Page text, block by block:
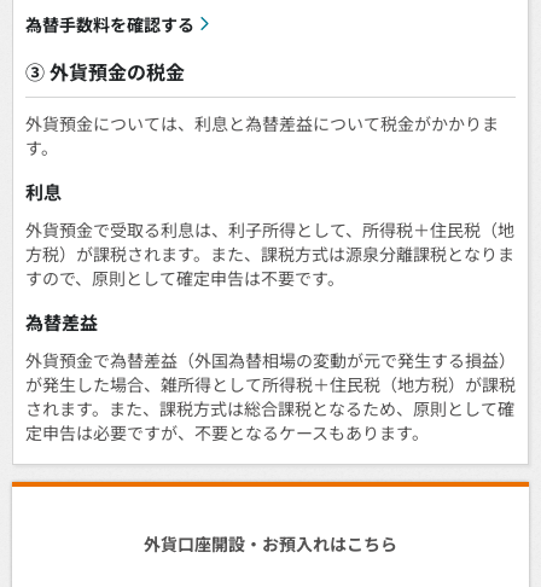
為替手数料を確認する
③ 外貨預金の税金
外貨預金については、利息と為替差益について税金がかかりま
す。
利息
外貨預金で受取る利息は、利子所得として、所得税＋住民税（地
方税）が課税されます。また、課税方式は源泉分離課税となりま
すので、原則として確定申告は不要です。
為替差益
外貨預金で為替差益（外国為替相場の変動が元で発生する損益）
が発生した場合、雑所得として所得税＋住民税（地方税）が課税
されます。また、課税方式は総合課税となるため、原則として確
定申告は必要ですが、不要となるケースもあります。
外貨口座開設・お預入れはこちら